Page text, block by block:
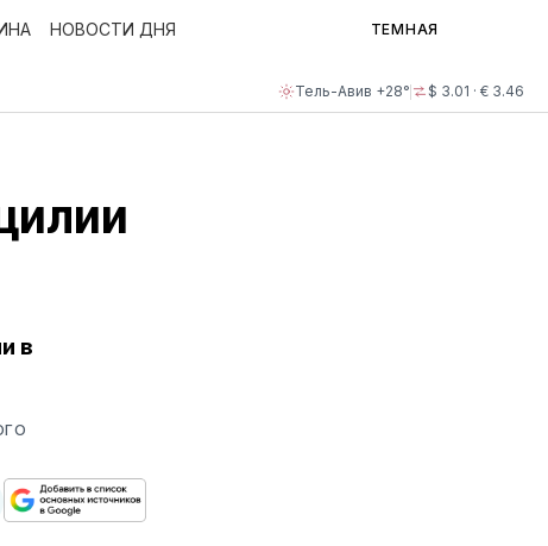
Тель-Авив +28° $ 3.01 · € 3.46
НОВОСТИ ДНЯ ТЕМНАЯ
в